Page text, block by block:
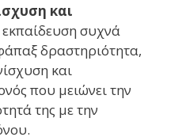
και
συχνά
δραστηριότητα,
και
που μειώνει την
της με την